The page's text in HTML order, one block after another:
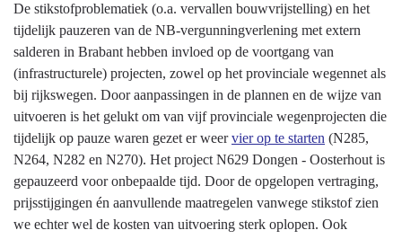
Programma
Mobiliteitsontwikkeling
Algemene
voortgang
van
programma
De stikstofproblematiek (o.a. vervallen bouwvrijstelling) en het
tijdelijk pauzeren van de NB-vergunningverlening met extern
salderen in Brabant hebben invloed op de voortgang van
(infrastructurele) projecten, zowel op het provinciale wegennet als
bij rijkswegen. Door aanpassingen in de plannen en de wijze van
uitvoeren is het gelukt om van vijf provinciale wegenprojecten die
tijdelijk op pauze waren gezet er weervier op te starten (N285,
N264, N282 en N270). Het project N629 Dongen - Oosterhout is
gepauzeerd voor onbepaalde tijd. Door de opgelopen vertraging,
prijsstijgingen én aanvullende maatregelen vanwege stikstof zien
we echter wel de kosten van uitvoering sterk oplopen. Ook